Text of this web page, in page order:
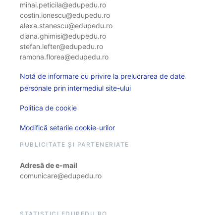
mihai.peticila@edupedu.ro
costin.ionescu@edupedu.ro
alexa.stanescu@edupedu.ro
diana.ghimisi@edupedu.ro
stefan.lefter@edupedu.ro
ramona.florea@edupedu.ro
Notă de informare cu privire la prelucrarea de date
personale prin intermediul site-ului
Politica de cookie
Modifică setarile cookie-urilor
PUBLICITATE ȘI PARTENERIATE
Adresă de e-mail
comunicare@edupedu.ro